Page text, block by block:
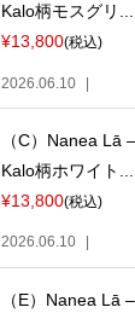
Kalo柄モスグリ...
¥13,800(税込)
2026.06.10
（C）Nanea Lā
Kalo柄ホワイト...
¥13,800(税込)
2026.06.10
（E）Nanea Lā